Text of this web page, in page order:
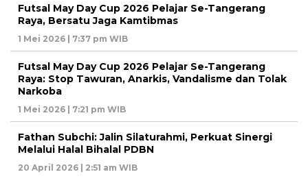
Futsal May Day Cup 2026 Pelajar Se-Tangerang
Raya, Bersatu Jaga Kamtibmas
1 Mei 2026 | 7:37 pm WIB
Futsal May Day Cup 2026 Pelajar Se-Tangerang
Raya: Stop Tawuran, Anarkis, Vandalisme dan Tolak
Narkoba
1 Mei 2026 | 7:21 pm WIB
Fathan Subchi: Jalin Silaturahmi, Perkuat Sinergi
Melalui Halal Bihalal PDBN
20 April 2026 | 2:51 am WIB